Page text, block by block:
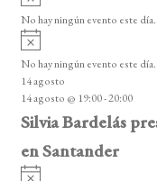
o
v
i
o
No hay ningún evento este día.
A
v
i
s
o
No hay ningún evento este día.
14 agosto
14 agosto @ 19:00-20:00
Silvia Bardelás
en Santander
A